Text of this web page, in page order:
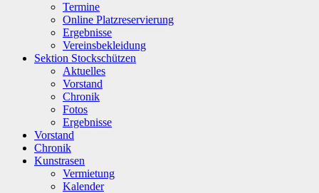
Termine
Online Platzreservierung
Ergebnisse
Vereinsbekleidung
Sektion Stockschützen
Aktuelles
Vorstand
Chronik
Fotos
Ergebnisse
Vorstand
Chronik
Kunstrasen
Vermietung
Kalender